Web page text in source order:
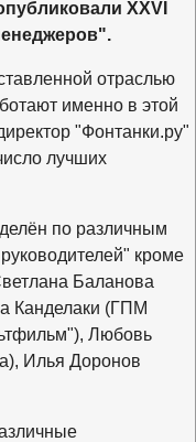
XXVI
отраслью
именно в этой
"Фонтанки.ру"
лучших
по различным
кроме
Баланова
Канделаки (ГПМ
Любовь
Илья Доронов